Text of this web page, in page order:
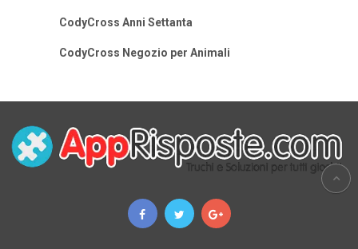
CodyCross Anni Settanta
CodyCross Negozio per Animali